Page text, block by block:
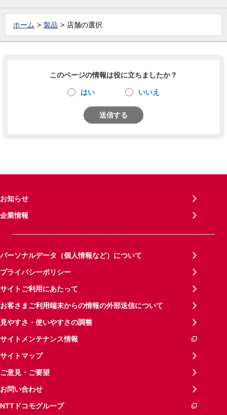
ホーム 製品 店舗の選択
このページの情報は役に立ちましたか？
はい いいえ
送信する
お知らせ
企業情報
パーソナルデータ（個人情報など）について
プライバシーポリシー
サイトご利用にあたって
お客さまご利用端末からの情報の外部送信について
見やすさ・使いやすさの調整
サイトメンテナンス情報
サイトマップ
ご意見・ご要望
お問い合わせ
NTTドコモグループ